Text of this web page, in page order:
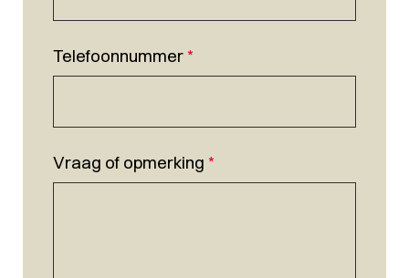
Telefoonnummer*
Vraag of opmerking *